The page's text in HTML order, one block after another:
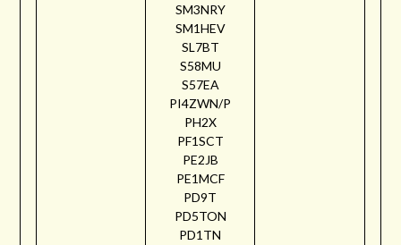
SM3NRY
SM1HEV
SL7BT
S58MU
S57EA
PI4ZWN/P
PH2X
PF1SCT
PE2JB
PE1MCF
PD9T
PD5TON
PD1TN